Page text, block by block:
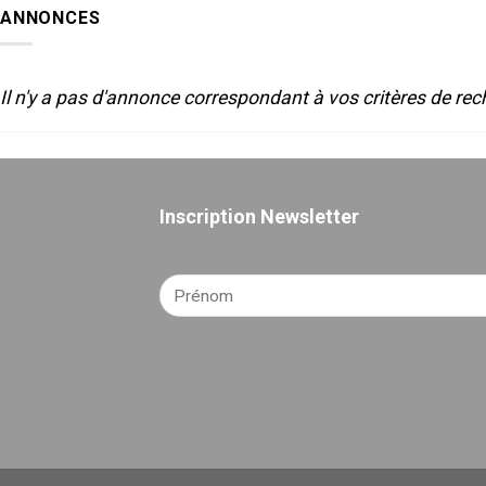
ANNONCES
Il n'y a pas d'annonce correspondant à vos critères de
Inscription Newsletter